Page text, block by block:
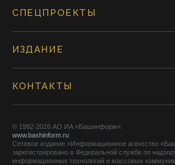
СПЕЦПРОЕКТЫ
ИЗДАНИЕ
КОНТАКТЫ
© 1992-2026 АО ИА «Башинформ».
www.bashinform.ru
Сетевое издание «Информационное агентство
зарегистрировано в Федеральной службе по
информационных технологий и массовых